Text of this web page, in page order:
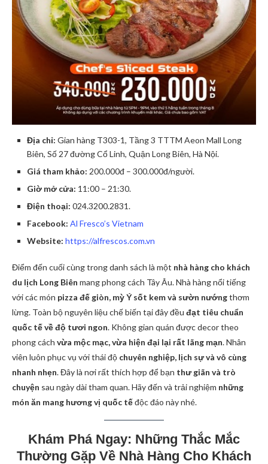
Địa chỉ: Gian hàng T303-1, Tầng 3 TTTM Aeon Mall Long
Biên, Số 27 đường Cổ Linh, Quận Long Biên, Hà Nội.
Giá tham khảo: 200.000đ – 300.000đ/người.
Giờ mở cửa: 11:00 – 21:30.
Điện thoại: 024.3200.2831.
Facebook: Al Fresco’s Vietnam
Website: https://alfrescos.com.vn
Điểm đến cuối cùng trong danh sách là một nhà hàng cho khách
du lịch Long Biên mang phong cách Tây Âu. Nhà hàng nổi tiếng
với các món pizza đế giòn, mỳ Ý sốt kem và sườn nướngthơm
lừng. Toàn bộ nguyên liệu chế biến tại đây đều đạt tiêu chuẩn
quốc tế về độ tươi ngon. Không gian quán được decor theo
phong cách vừa mộc mạc, vừa hiện đại lại rất lãng mạn. Nhân
viên luôn phục vụ với thái độ chuyên nghiệp, lịch sự và vô cùng
nhanh nhẹn. Đây là nơi rất thích hợp để bạn thư giãn và trò
chuyện sau ngày dài tham quan. Hãy đến và trải nghiệm những
món ăn mang hương vị quốc tếđộc đáo này nhé.
Khám Phá Ngay: Những Thắc Mắc
Thường Gặp Về Nhà Hàng Cho Khách